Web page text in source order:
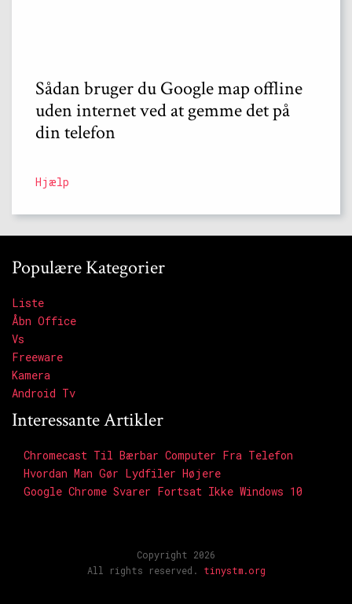
Sådan bruger du Google map offline
uden internet ved at gemme det på
din telefon
Hjælp
Populære Kategorier
Liste
Åbn Office
Vs
Freeware
Kamera
Android Tv
Interessante Artikler
Chromecast Til Bærbar Computer Fra Telefon
Hvordan Man Gør Lydfiler Højere
Google Chrome Svarer Fortsat Ikke Windows 10
Copyright 2026
All rights reserved. tinystm.org